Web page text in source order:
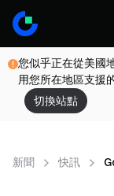
您似乎正在從美國
用您所在地區支援
切換站點
新聞 快訊